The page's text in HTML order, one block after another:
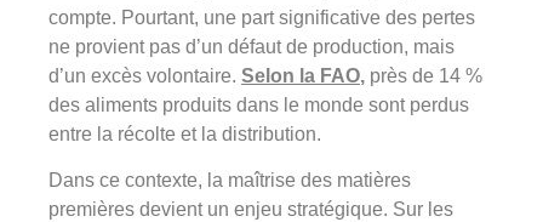
compte. Pourtant, une part significative des pertes
ne provient pas d’un défaut de production, mais
d’un excès volontaire. Selon la FAO, près de 14 %
des aliments produits dans le monde sont perdus
entre la récolte et la distribution.
Dans ce contexte, la maîtrise des matières
premières devient un enjeu stratégique. Sur les